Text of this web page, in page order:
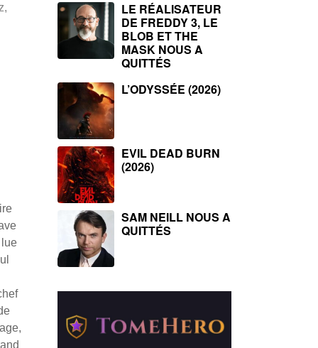
LE RÉALISATEUR
DE FREDDY 3, LE
BLOB ET THE
MASK NOUS A
QUITTÉS
L’ODYSSÉE (2026)
EVIL DEAD BURN
(2026)
SAM NEILL NOUS A
QUITTÉS